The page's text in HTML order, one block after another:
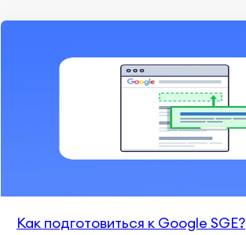
Как подготовиться к Google SGE?